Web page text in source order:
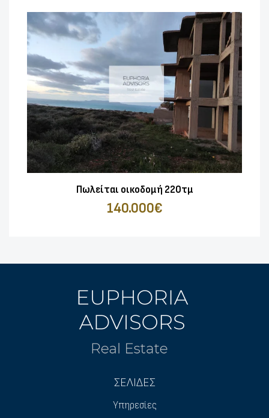
Πωλείται οικοδομή 220τμ
140.000€
ΣΕΛΙΔΕΣ
Υπηρεσίες